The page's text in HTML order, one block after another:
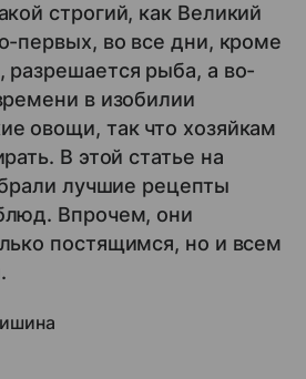
строгий, как Великий
первых, во все дни, кроме
рыба, а во-
в изобилии
овощи, так что хозяйкам
В этой статье на
лучшие рецепты
Впрочем, они
постящимся, но и всем